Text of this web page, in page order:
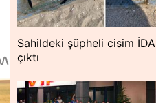
Sahildeki şüpheli cisim İDA
çıktı